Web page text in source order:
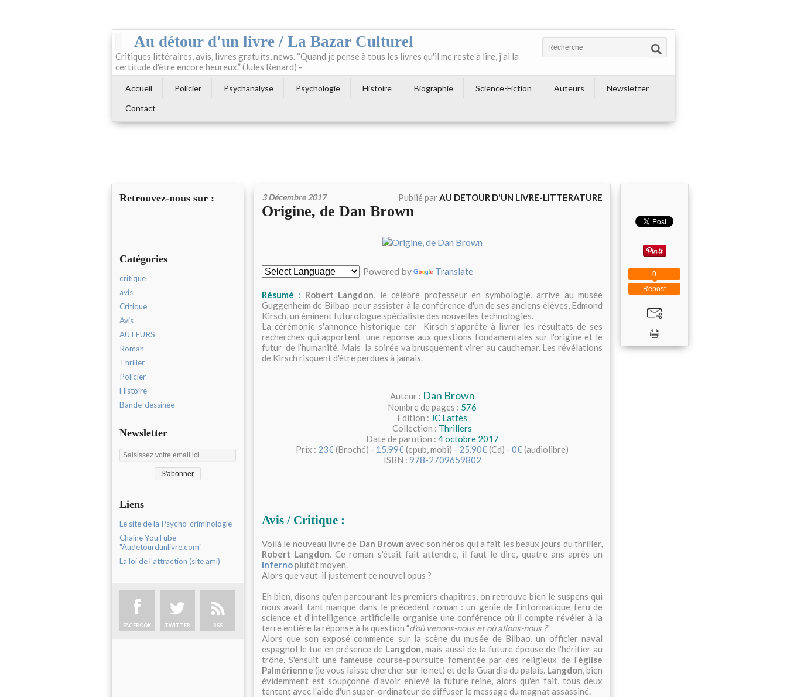
Au détour d'un livre / La Bazar Culturel
Critiques littéraires, avis, livres gratuits, news. “Quand je pense à tous les livres qu'il me reste à lire, j'ai la
certitude d'être encore heureux.” (Jules Renard) -
Accueil Policier Psychanalyse Psychologie Histoire Biographie Science-Fiction Auteurs
Newsletter
Contact
Retrouvez-nous sur :
Catégories
critique
avis
Critique
Avis
AUTEURS
Roman
Thriller
Policier
Histoire
Bande-dessinée
Newsletter
Liens
Le site de la Psycho-criminologie
Chaine YouTube
"Audetourdunlivre.com"
La loi de l'attraction (site ami)
FACEBOOK TWITTER RSS
3 Décembre 2017 Publié parAU DETOUR D'UN LIVRE-LITTERATURE
Origine, de Dan Brown
Powered by Translate
Résumé : Robert Langdon, le célèbre professeur en symbologie, arrive au musée
Guggenheim de Bilbao pour assister à la conférence d'un de ses anciens élèves, Edmond
Kirsch, un éminent futurologue spécialiste des nouvelles technologies.
La cérémonie s'annonce historique car Kirsch s’apprête à livrer les résultats de ses
recherches qui apportent une réponse aux questions fondamentales sur l'origine et le
futur de l’humanité. Mais la soirée va brusquement virer au cauchemar. Les révélations
de Kirsch risquent d'être perdues à jamais.
Auteur : Dan Brown
Nombre de pages : 576
Edition : JC Lattès
Collection : Thrillers
Date de parution : 4 octobre 2017
Prix : 23€(Broché) - 15.99€(epub, mobi) - 25.90€(Cd) - 0€(audiolibre)
ISBN : 978-2709659802
Avis / Critique :
Voilà le nouveau livre de Dan Brown avec son héros qui a fait les beaux jours du thriller,
Robert Langdon. Ce roman s'était fait attendre, il faut le dire, quatre ans après un
Infernoplutôt moyen.
Alors que vaut-il justement ce nouvel opus ?
Eh bien, disons qu'en parcourant les premiers chapitres, on retrouve bien le suspens qui
nous avait tant manqué dans le précédent roman : un génie de l'informatique féru de
science et d'intelligence artificielle organise une conférence où il compte révéler à la
terre entière la réponse à la question "d'où venons-nous et où allons-nous ?"
Alors que son exposé commence sur la scène du musée de Bilbao, un officier naval
espagnol le tue en présence de Langdon, mais aussi de la future épouse de l'héritier au
trône. S'ensuit une fameuse course-poursuite fomentée par des religieux de l'église
Palmérienne (je vous laisse chercher sur le net) et de la Guardia du palais. Langdon, bien
évidemment est soupçonné d'avoir enlevé la future reine, alors qu'en fait, tous deux
tentent avec l'aide d'un super-ordinateur de diffuser le message du magnat assassiné.
Repost
0